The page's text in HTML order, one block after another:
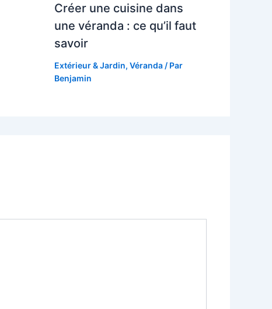
Créer une cuisine dans
une véranda : ce qu’il faut
savoir
Extérieur & Jardin, Véranda/ Par
Benjamin